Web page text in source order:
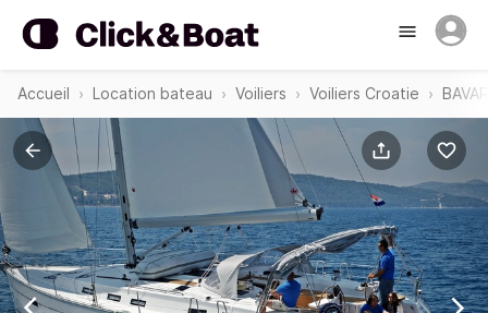
Accueil Location bateau Voiliers Voiliers Croatie